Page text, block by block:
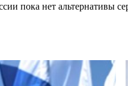
пока нет альтернативы